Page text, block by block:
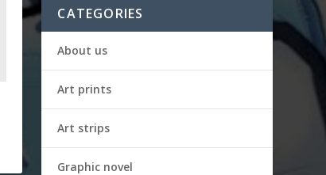
CATEGORIES
About us
Art prints
Art strips
Graphic novel